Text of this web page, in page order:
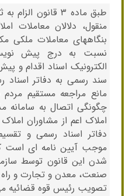
طبق ماده ۳ قانون
منقول، دلالان معاملات
بنگاههای معاملات ملکی
نسبت به درج پیش
الکترونیک اسناد اقدام و
سند رسمی به دفاتر اسناد
مانع مراجعه مستقیم
چگونگی اتصال به سامانه
املاک اعم از مشاوران
دفاتر اسناد رسمی و
موجب آیین نامه ای است
شدن این قانون توسط
صنعت، معدن و تجارت و
تصویب رئیس قوه قضائیه